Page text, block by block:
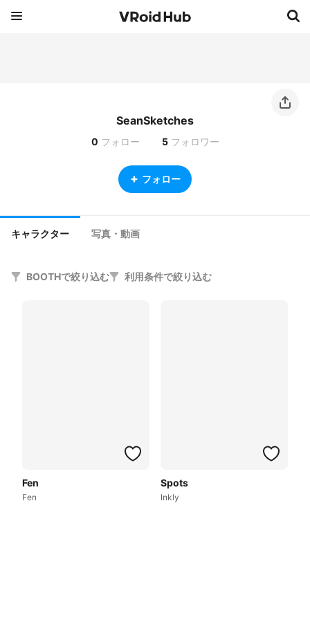
SeanSketches
0 フォロー 5 フォロワー
フォロー
キャラクター 写真・動画
BOOTHで絞り込む 利用条件で絞り込む
Fen
Fen
Spots
Inkly